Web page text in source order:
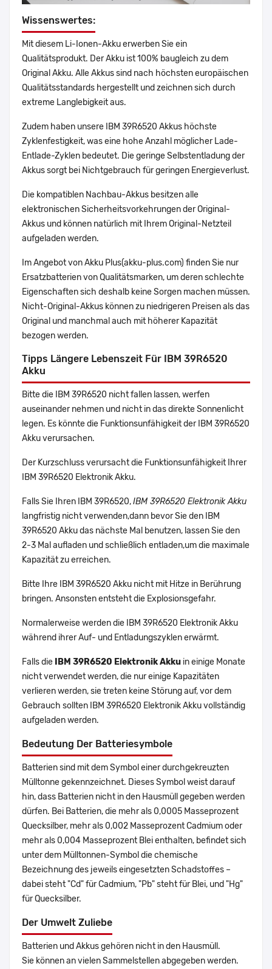
Wissenswertes:
Mit diesem Li-Ionen-Akku erwerben Sie ein
Qualitätsprodukt. Der Akku ist 100% baugleich zu dem
Original Akku. Alle Akkus sind nach höchsten europäischen
Qualitätsstandards hergestellt und zeichnen sich durch
extreme Langlebigkeit aus.
Zudem haben unsere IBM 39R6520 Akkus höchste
Zyklenfestigkeit, was eine hohe Anzahl möglicher Lade-
Entlade-Zyklen bedeutet. Die geringe Selbstentladung der
Akkus sorgt bei Nichtgebrauch für geringen Energieverlust.
Die kompatiblen Nachbau-Akkus besitzen alle
elektronischen Sicherheitsvorkehrungen der Original-
Akkus und können natürlich mit Ihrem Original-Netzteil
aufgeladen werden.
Im Angebot von Akku Plus(akku-plus.com) finden Sie nur
Ersatzbatterien von Qualitätsmarken, um deren schlechte
Eigenschaften sich deshalb keine Sorgen machen müssen.
Nicht-Original-Akkus können zu niedrigeren Preisen als das
Original und manchmal auch mit höherer Kapazität
bezogen werden.
Tipps Längere Lebenszeit Für IBM 39R6520
Akku
Bitte die IBM 39R6520 nicht fallen lassen, werfen
auseinander nehmen und nicht in das direkte Sonnenlicht
legen. Es könnte die Funktionsunfähigkeit der IBM 39R6520
Akku verursachen.
Der Kurzschluss verursacht die Funktionsunfähigkeit Ihrer
IBM 39R6520 Elektronik Akku.
Falls Sie Ihren IBM 39R6520,IBM 39R6520 Elektronik Akku
langfristig nicht verwenden,dann bevor Sie den IBM
39R6520 Akku das nächste Mal benutzen, lassen Sie den
2-3 Mal aufladen und schließlich entladen,um die maximale
Kapazität zu erreichen.
Bitte Ihre IBM 39R6520 Akku nicht mit Hitze in Berührung
bringen. Ansonsten entsteht die Explosionsgefahr.
Normalerweise werden die IBM 39R6520 Elektronik Akku
während ihrer Auf- und Entladungszyklen erwärmt.
Falls die IBM 39R6520 Elektronik Akku in einige Monate
nicht verwendet werden, die nur einige Kapazitäten
verlieren werden, sie treten keine Störung auf, vor dem
Gebrauch sollten IBM 39R6520 Elektronik Akku vollständig
aufgeladen werden.
Bedeutung Der Batteriesymbole
Batterien sind mit dem Symbol einer durchgekreuzten
Mülltonne gekennzeichnet. Dieses Symbol weist darauf
hin, dass Batterien nicht in den Hausmüll gegeben werden
dürfen. Bei Batterien, die mehr als 0,0005 Masseprozent
Quecksilber, mehr als 0,002 Masseprozent Cadmium oder
mehr als 0,004 Masseprozent Blei enthalten, befindet sich
unter dem Mülltonnen-Symbol die chemische
Bezeichnung des jeweils eingesetzten Schadstoffes –
dabei steht "Cd" für Cadmium, "Pb" steht für Blei, und "Hg"
für Quecksilber.
Der Umwelt Zuliebe
Batterien und Akkus gehören nicht in den Hausmüll.
Sie können an vielen Sammelstellen abgegeben werden.